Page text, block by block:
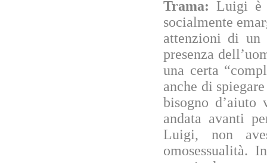
Trama: Luigi è
socialmente
attenzioni di un
presenza
una certa
anche di
bisogno d’aiuto
andata avanti
Luigi, non
omosessualità.